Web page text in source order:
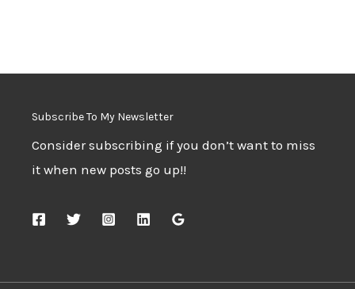
Subscribe To My Newsletter
Consider subscribing if you don’t want to miss
it when new posts go up!!